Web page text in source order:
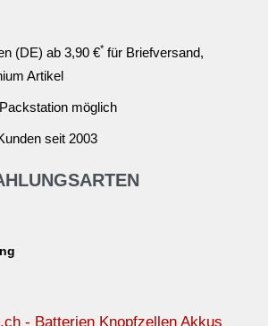
(DE) ab 3,90 €*für Briefversand,
Artikel
möglich
seit 2003